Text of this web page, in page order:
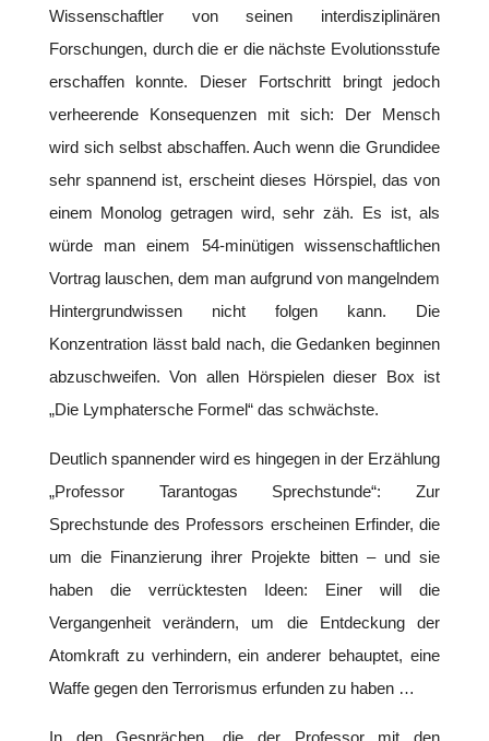
Wissenschaftler von seinen interdisziplinären
Forschungen, durch die er die nächste Evolutionsstufe
erschaffen konnte. Dieser Fortschritt bringt jedoch
verheerende Konsequenzen mit sich: Der Mensch
wird sich selbst abschaffen. Auch wenn die Grundidee
sehr spannend ist, erscheint dieses Hörspiel, das von
einem Monolog getragen wird, sehr zäh. Es ist, als
würde man einem 54-minütigen wissenschaftlichen
Vortrag lauschen, dem man aufgrund von mangelndem
Hintergrundwissen nicht folgen kann. Die
Konzentration lässt bald nach, die Gedanken beginnen
abzuschweifen. Von allen Hörspielen dieser Box ist
„Die Lymphatersche Formel“ das schwächste.
Deutlich spannender wird es hingegen in der Erzählung
„Professor Tarantogas Sprechstunde“: Zur
Sprechstunde des Professors erscheinen Erfinder, die
um die Finanzierung ihrer Projekte bitten – und sie
haben die verrücktesten Ideen: Einer will die
Vergangenheit verändern, um die Entdeckung der
Atomkraft zu verhindern, ein anderer behauptet, eine
Waffe gegen den Terrorismus erfunden zu haben …
In den Gesprächen, die der Professor mit den